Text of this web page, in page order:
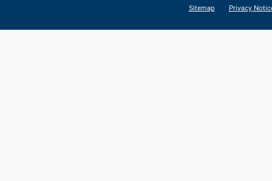
Sitemap Privacy